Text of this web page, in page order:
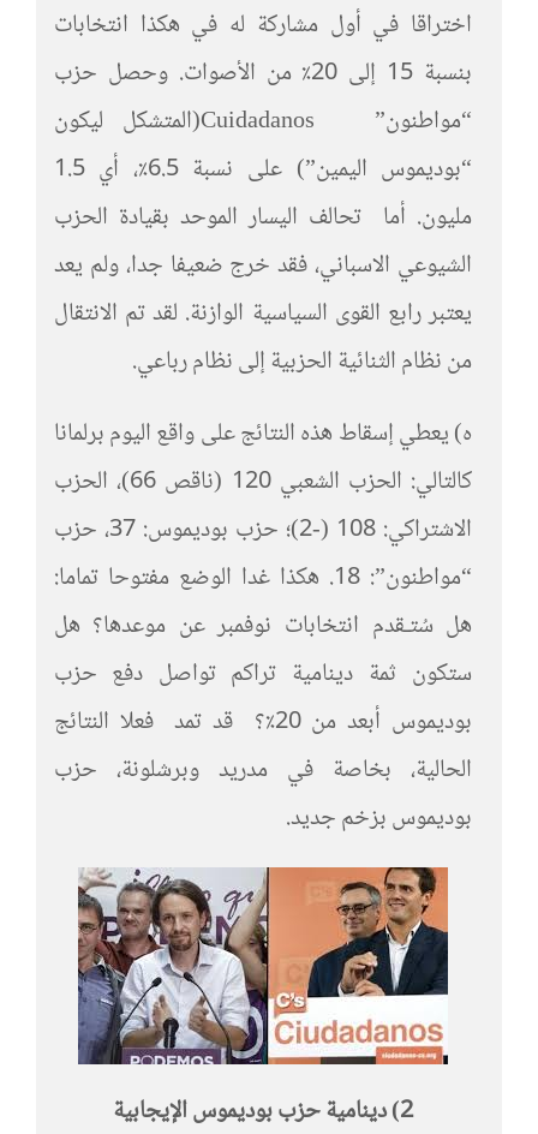
اختراقا في أول مشاركة له في هكذا انتخابات
بنسبة 15 إلى 20٪ من الأصوات. وحصل حزب
“مواطنون” Cuidadanos(المتشكل ليكون
“بوديموس اليمين”) على نسبة 6.5٪، أي 1.5
مليون. أما تحالف اليسار الموحد بقيادة الحزب
الشيوعي الاسباني، فقد خرج ضعيفا جدا، ولم يعد
يعتبر رابع القوى السياسية الوازنة. لقد تم الانتقال
من نظام الثنائية الحزبية إلى نظام رباعي.
ه) يعطي إسقاط هذه النتائج على واقع اليوم برلمانا
كالتالي: الحزب الشعبي 120 (ناقص 66)، الحزب
الاشتراكي: 108 (-2)؛ حزب بوديموس: 37، حزب
“مواطنون”: 18. هكذا غدا الوضع مفتوحا تماما:
هل سُتـقدم انتخابات نوفمبر عن موعدها؟ هل
ستكون ثمة دينامية تراكم تواصل دفع حزب
بوديموس أبعد من 20٪؟ قد تمد فعلا النتائج
الحالية، بخاصة في مدريد وبرشلونة، حزب
بوديموس بزخم جديد.
2) دينامية حزب بوديموس الإيجابية